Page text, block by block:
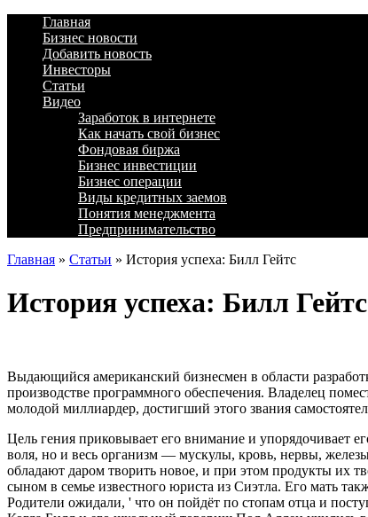
Главная
Бизнес новости
Добавить новость
Инвесторы
Статьи
Видео
Заработок в интернете
Как начать свой бизнес
Фондовая биржа
Бизнес инвестиции
Бизнес операции
Виды кредитных заемов
Понятия менеджмента
Предпринимательство
Главная » Статьи » История успеха: Билл Гейтс
История успеха: Билл Гейтс
Выдающийся американский бизнесмен в области
производстве программного обеспечения. Владелец
молодой миллиардер, достигший этого звания
Цель гения приковывает его внимание и упорядочивает
воля, но и весь организм — мускулы, кровь, нервы,
обладают даром творить новое, и при этом продукты их
сыном в семье известного юриста из Сиэтла. Его мать
Родители ожидали, ' что он пойдёт по стопам отца и